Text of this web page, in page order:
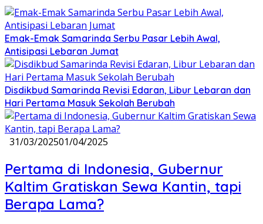
Emak-Emak Samarinda Serbu Pasar Lebih Awal,
Antisipasi Lebaran Jumat
Disdikbud Samarinda Revisi Edaran, Libur Lebaran dan
Hari Pertama Masuk Sekolah Berubah
31/03/202501/04/2025
Pertama di Indonesia, Gubernur
Kaltim Gratiskan Sewa Kantin, tapi
Berapa Lama?